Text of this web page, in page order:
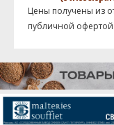
Цены получены из
публичной офертой.